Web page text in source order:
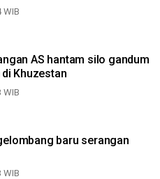
WIB
AS hantam silo gandum
Khuzestan
WIB
baru serangan
WIB